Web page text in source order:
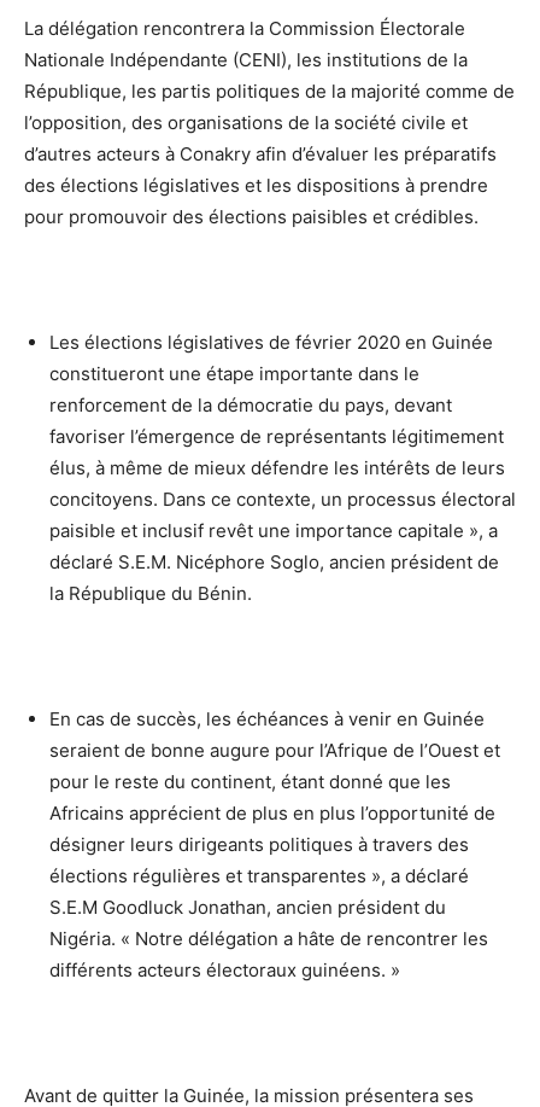
La délégation rencontrera la Commission Électorale
Nationale Indépendante (CENI), les institutions de la
République, les partis politiques de la majorité comme de
l’opposition, des organisations de la société civile et
d’autres acteurs à Conakry afin d’évaluer les préparatifs
des élections législatives et les dispositions à prendre
pour promouvoir des élections paisibles et crédibles.
Les élections législatives de février 2020 en Guinée
constitueront une étape importante dans le
renforcement de la démocratie du pays, devant
favoriser l’émergence de représentants légitimement
élus, à même de mieux défendre les intérêts de leurs
concitoyens. Dans ce contexte, un processus électoral
paisible et inclusif revêt une importance capitale », a
déclaré S.E.M. Nicéphore Soglo, ancien président de
la République du Bénin.
En cas de succès, les échéances à venir en Guinée
seraient de bonne augure pour l’Afrique de l’Ouest et
pour le reste du continent, étant donné que les
Africains apprécient de plus en plus l’opportunité de
désigner leurs dirigeants politiques à travers des
élections régulières et transparentes », a déclaré
S.E.M Goodluck Jonathan, ancien président du
Nigéria. « Notre délégation a hâte de rencontrer les
différents acteurs électoraux guinéens. »
Avant de quitter la Guinée, la mission présentera ses